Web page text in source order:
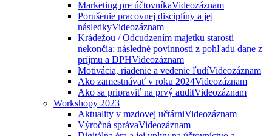
Marketing pre účtovníkaVideozáznam
Porušenie pracovnej disciplíny a jej
následkyVideozáznam
Krádežou / Odcudzením majetku starosti
nekončia: následné povinnosti z pohľadu dane z
príjmu a DPHVideozáznam
Motivácia, riadenie a vedenie ľudíVideozáznam
Ako zamestnávať v roku 2024Videozáznam
Ako sa pripraviť na prvý auditVideozáznam
Workshopy 2023
Aktuality v mzdovej učtárniVideozáznam
Výročná správaVideozáznam